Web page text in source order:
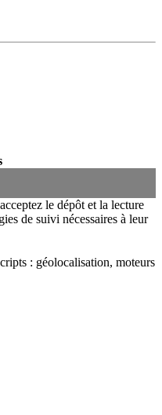
le dépôt et la lecture
de suivi nécessaires à leur
: géolocalisation, moteurs